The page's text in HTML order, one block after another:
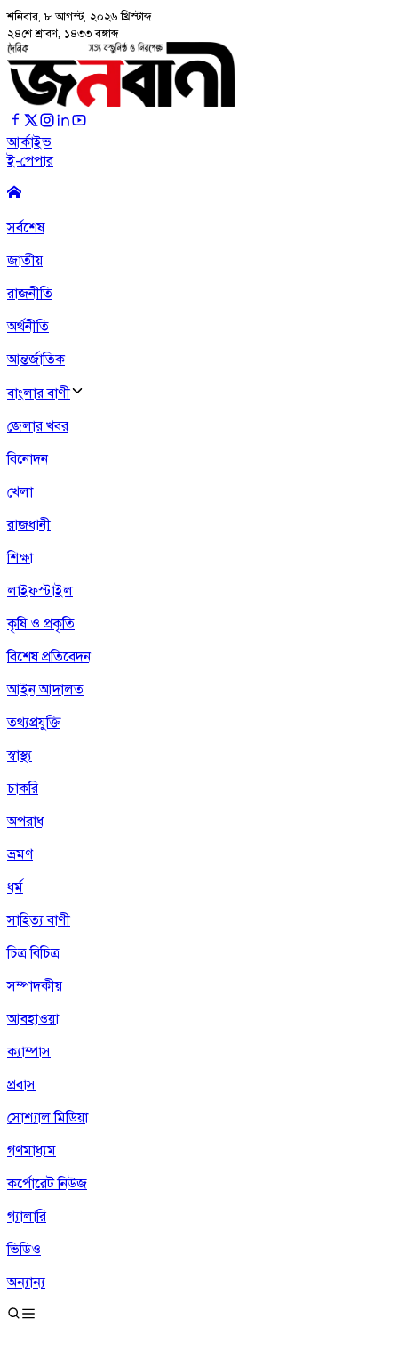
শনিবার, ৮ আগস্ট, ২০২৬ খ্রিস্টাব্দ
২৪শে শ্রাবণ, ১৪৩৩ বঙ্গাব্দ
আর্কাইভ
ই-পেপার
সর্বশেষ
জাতীয়
রাজনীতি
অর্থনীতি
আন্তর্জাতিক
বাংলার বাণী
জেলার খবর
বিনোদন
খেলা
রাজধানী
শিক্ষা
লাইফস্টাইল
কৃষি ও প্রকৃতি
বিশেষ প্রতিবেদন
আইন আদালত
তথ্যপ্রযুক্তি
স্বাস্থ্য
চাকরি
অপরাধ
ভ্রমণ
ধর্ম
সাহিত্য বাণী
চিত্র বিচিত্র
সম্পাদকীয়
আবহাওয়া
ক্যাম্পাস
প্রবাস
সোশ্যাল মিডিয়া
গণমাধ্যম
কর্পোরেট নিউজ
গ্যালারি
ভিডিও
অন্যান্য